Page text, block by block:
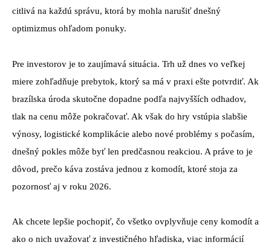
citlivá na každú správu, ktorá by mohla narušiť dnešný
optimizmus ohľadom ponuky.
Pre investorov je to zaujímavá situácia. Trh už dnes vo veľkej
miere zohľadňuje prebytok, ktorý sa má v praxi ešte potvrdiť. Ak
brazílska úroda skutočne dopadne podľa najvyšších odhadov,
tlak na cenu môže pokračovať. Ak však do hry vstúpia slabšie
výnosy, logistické komplikácie alebo nové problémy s počasím,
dnešný pokles môže byť len predčasnou reakciou. A práve to je
dôvod, prečo káva zostáva jednou z komodít, ktoré stoja za
pozornosť aj v roku 2026.
Ak chcete lepšie pochopiť, čo všetko ovplyvňuje ceny komodít a
ako o nich uvažovať z investičného hľadiska, viac informácií